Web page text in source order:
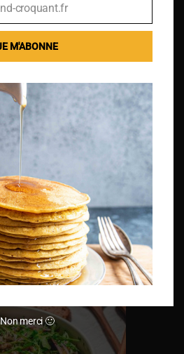
croquant.fr
M'ABONNE
Non merci 🙂